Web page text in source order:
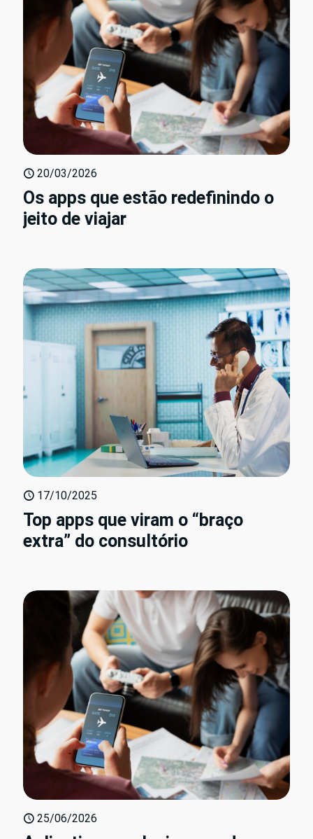
20/03/2026
Os apps que estão redefinindo o
jeito de viajar
17/10/2025
Top apps que viram o “braço
extra” do consultório
25/06/2026